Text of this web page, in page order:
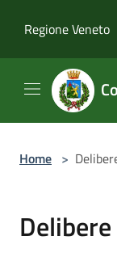
Regione Veneto
Home >